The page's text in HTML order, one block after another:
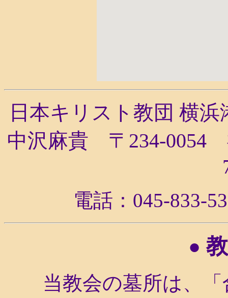
日本キリスト教団 横
中沢麻貴
〒 234-0054
電話： 045-833-
● 教
当教会の墓所は、「